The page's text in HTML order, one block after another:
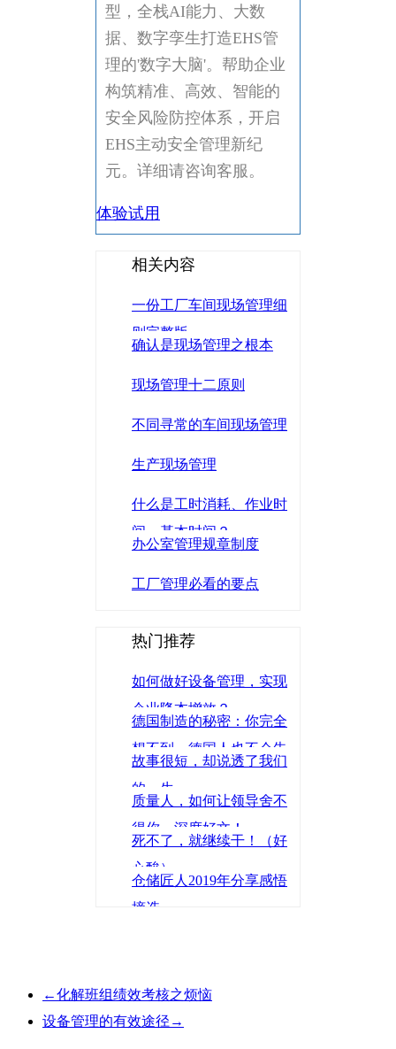
型，全栈AI能力、大数
据、数字孪生打造EHS管
理的'数字大脑'。帮助企业
构筑精准、高效、智能的
安全风险防控体系，开启
EHS主动安全管理新纪
元。详细请咨询客服。
体验试用
相关内容
一份工厂车间现场管理细
则完整版
确认是现场管理之根本
现场管理十二原则
不同寻常的车间现场管理
生产现场管理
什么是工时消耗、作业时
间、基本时间？
办公室管理规章制度
工厂管理必看的要点
热门推荐
如何做好设备管理，实现
企业降本增效？
德国制造的秘密：你完全
想不到，德国人也不会告
故事很短，却说透了我们
的一生
质量人，如何让领导舍不
得你，深度好文！
死不了，就继续干！（好
心酸）
仓储匠人2019年分享感悟
摘选
←化解班组绩效考核之烦恼
设备管理的有效途径 →